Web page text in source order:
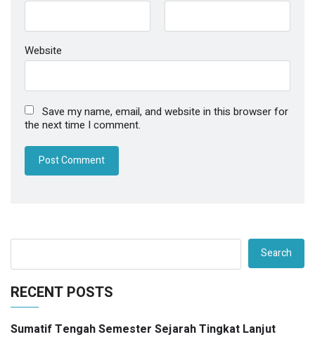
Website
Save my name, email, and website in this browser for
the next time I comment.
Search
RECENT POSTS
Sumatif Tengah Semester Sejarah Tingkat Lanjut